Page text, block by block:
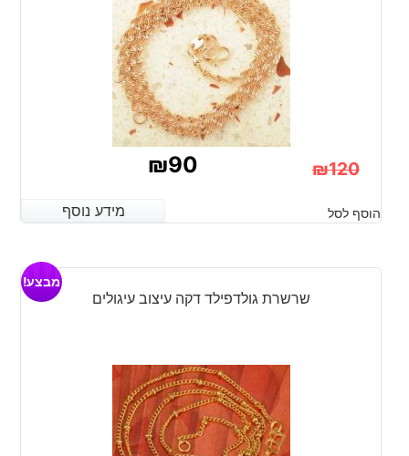
₪120
המקורי
היה:
₪120.
₪90
הנוכחי
הוא:
מידע נוסף הוסף לסל מידע נוסף
שרשרת גולדפילד דקה עיצוב עיגולים
מבצע!